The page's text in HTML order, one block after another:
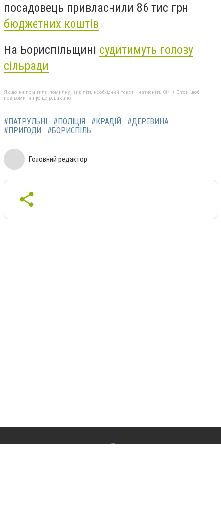
посадовець привласнили 86 тис грн
бюджетних коштів
На Бориспільщині судитимуть голову
сільради
Якщо ви помітили помилку, виділіть необхідний текст і натисніть Ctrl + Enter, щоб
повідомити про це редакцію
#ПАТРУЛЬНІ #ПОЛІЦІЯ #КРАДІЙ
#ДЕРЕВИНА
#ПРИГОДИ
#БОРИСПІЛЬ
Головний редактор